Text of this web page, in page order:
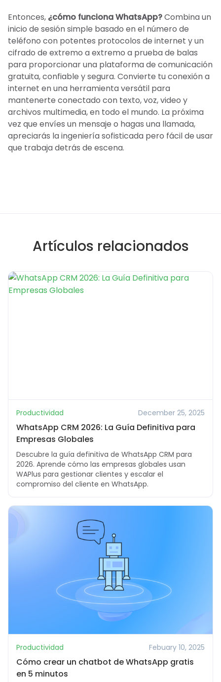
Entonces, ¿cómo funciona WhatsApp?Combina un
inicio de sesión simple basado en el número de
teléfono con potentes protocolos de internet y un
cifrado de extremo a extremo a prueba de balas
para proporcionar una plataforma de comunicación
gratuita, confiable y segura. Convierte tu conexión a
internet en una herramienta versátil para
mantenerte conectado con texto, voz, video y
archivos multimedia, en todo el mundo. La próxima
vez que envíes un mensaje o hagas una llamada,
apreciarás la ingeniería sofisticada pero fácil de usar
que trabaja detrás de escena.
Artículos relacionados
Productividad December 25, 2025
WhatsApp CRM 2026: La Guía Definitiva para
Empresas Globales
Descubre la guía definitiva de WhatsApp CRM para
2026. Aprende cómo las empresas globales usan
WAPlus para gestionar clientes y escalar el
compromiso del cliente en WhatsApp.
Productividad Febuary 10, 2025
Cómo crear un chatbot de WhatsApp gratis
en 5 minutos